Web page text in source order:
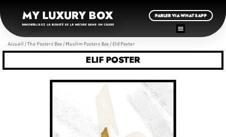
MY LUXURY BOX
IMMORTALISEZ LA BEAUTÉ DE LA NATURE DANS UN CADRE
PARLER VIA WHATSAPP
Accueil /The Posters Box/ Muslim Posters Box/ Elif Poster
ELIF POSTER